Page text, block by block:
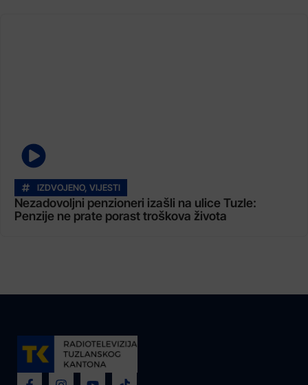
IZDVOJENO, VIJESTI
Nezadovoljni penzioneri izašli na ulice Tuzle:
Penzije ne prate porast troškova života